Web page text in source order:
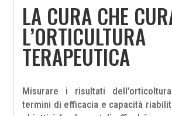
LA CURA CHE
L’ORTICULTURA
TERAPEUTICA
Misurare i risultati
termini di efficacia e capacità